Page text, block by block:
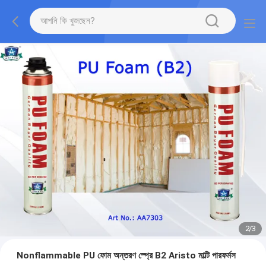
2/3
Nonflammable PU ফোম অন্তরণ স্প্রে B2 Aristo মাল্টি পারফর্মস